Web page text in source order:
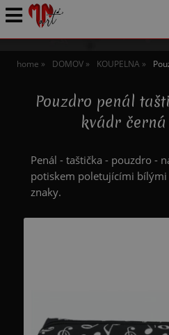
home DOMOV KOUPELNA
Pouzdro penál
kvádr
Penál - taštička - pouzdro -
potiskem poletujícími
znaky.